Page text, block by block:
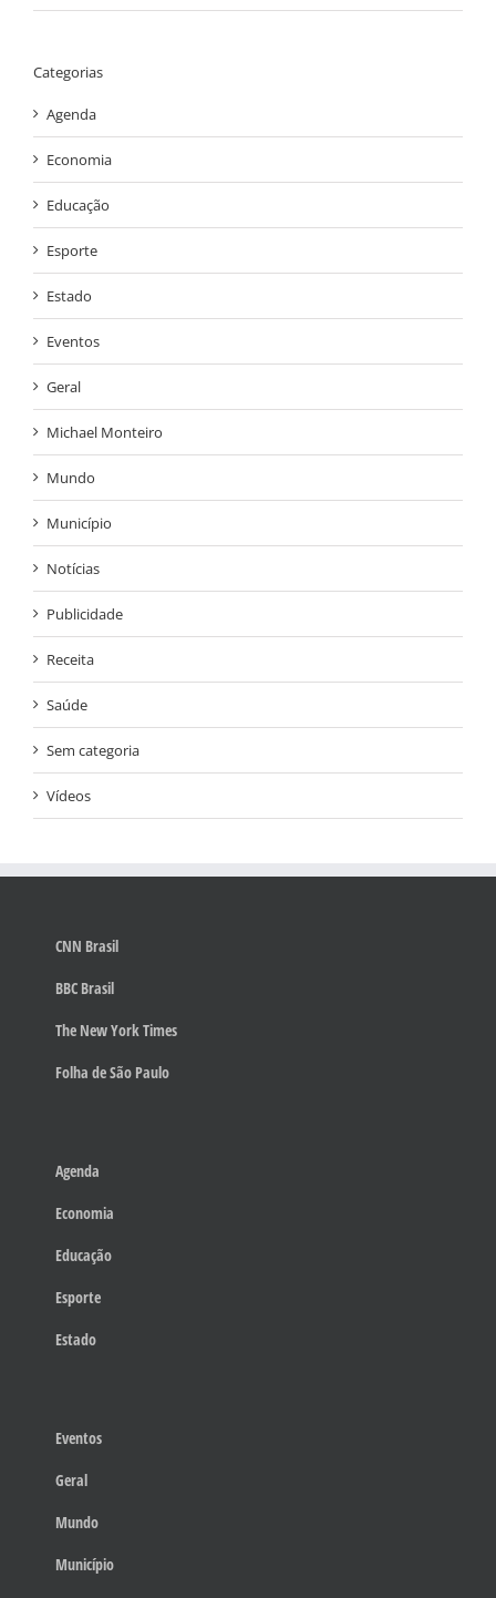
Categorias
Agenda
Economia
Educação
Esporte
Estado
Eventos
Geral
Michael Monteiro
Mundo
Município
Notícias
Publicidade
Receita
Saúde
Sem categoria
Vídeos
CNN Brasil
BBC Brasil
The New York Times
Folha de São Paulo
Agenda
Economia
Educação
Esporte
Estado
Eventos
Geral
Mundo
Município